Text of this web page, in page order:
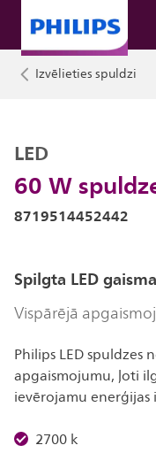
Izvēlieties spuldzi
60 W
LED
8719514452442
Spilgta LED gaisma
Vispārējā
Philips LED spuldzes
apgaismojumu, ļoti
ievērojamu
2700 k